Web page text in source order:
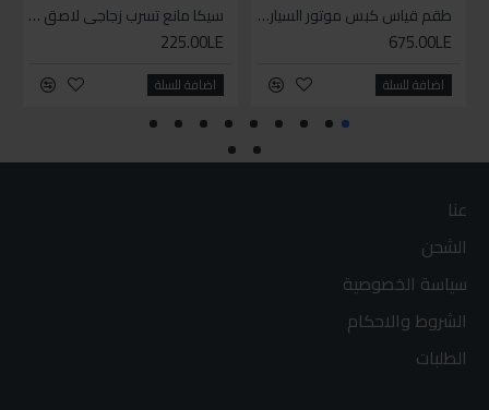
طقم قياس كبس موتور السياره 3 ق
675.00LE
اضافة للسلة
سيكا مانع تسرب زجاجي لاصق اسود 600 مل
225.00LE
اضافة للسلة
عنا
الشحن
سياسة الخصوصية
الشروط والاحكام
الطلبات